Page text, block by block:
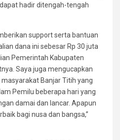
hadir ditengah-tengah
support serta bantuan
dana ini sebesar Rp 30 juta
Pemerintah Kabupaten
Saya juga mengucapkan
Banjar Titih yang
Pemilu beberapa hari yang
damai dan lancar. Apapun
bagi nusa dan bangsa,”